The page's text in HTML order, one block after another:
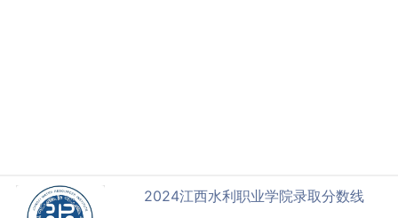
2024江西水利职业学院录取分数线